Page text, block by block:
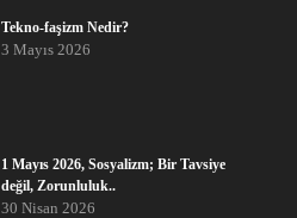
Tekno-faşizm Nedir?
3 Mayıs 2026
1 Mayıs 2026, Sosyalizm; Bir Tavsiye
değil, Zorunluluk..
30 Nisan 2026